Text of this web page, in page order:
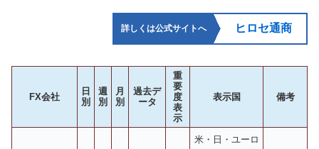
詳しくは公式サイトへ ヒロセ通商
FX会社
日
別
週
別
月
別
過去デ
ータ
重
要
度
表
示
表示国 備考
米・日・ユーロ